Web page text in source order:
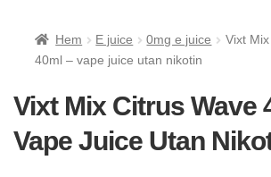
Hem E juice 0mg e juice
Vixt
40ml – vape juice utan nikotin
Vixt Mix Citrus Wave
Vape Juice Utan